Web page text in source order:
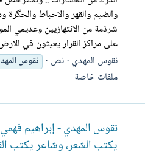
والضيم والقهر والاحباط والحگرة
شرذمة من الانتهازيين وعديمي
على مراكز القرار يعيثون في
نقوس المهدي نص نقوس
ملفات خاصة
نقوس المهدي - إبراهيم
يكتب الشعر، وشاعر يكتب